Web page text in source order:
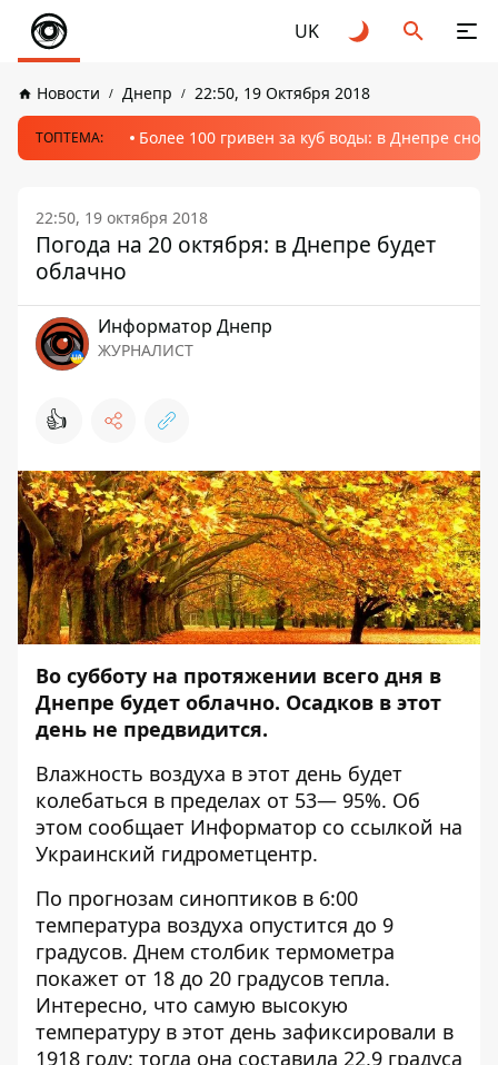
UK
Новости Днепр 22:50, 19 Октября 2018
ТОПТЕМА: Более 100 гривен за куб воды: в Днепре
22:50, 19 октября 2018
Погода на 20 октября: в Днепре будет
облачно
Информатор Днепр
ЖУРНАЛИСТ
👍
Во субботу на протяжении всего дня в
Днепре будет облачно. Осадков в этот
день не предвидится.
Влажность воздуха в этот день будет
колебаться в пределах от 53— 95%. Об
этом сообщает Информатор со ссылкой на
Украинский гидрометцентр.
По прогнозам синоптиков в 6:00
температура воздуха опустится до 9
градусов. Днем столбик термометра
покажет от 18 до 20 градусов тепла.
Интересно, что самую высокую
температуру в этот день зафиксировали в
1918 году: тогда она составила 22,9 градуса